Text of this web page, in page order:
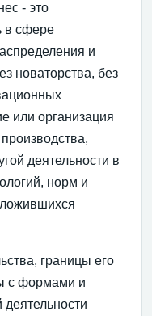
- это
в сфере
и
новаторства, без
или организация
деятельности в
норм и
границы его
с формами и